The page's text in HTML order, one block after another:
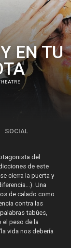
EN TU
SOCIAL
del
de este
cierra la puerta y
Una
de calado como
contra las
tabúes,
el peso de la
vida nos debería